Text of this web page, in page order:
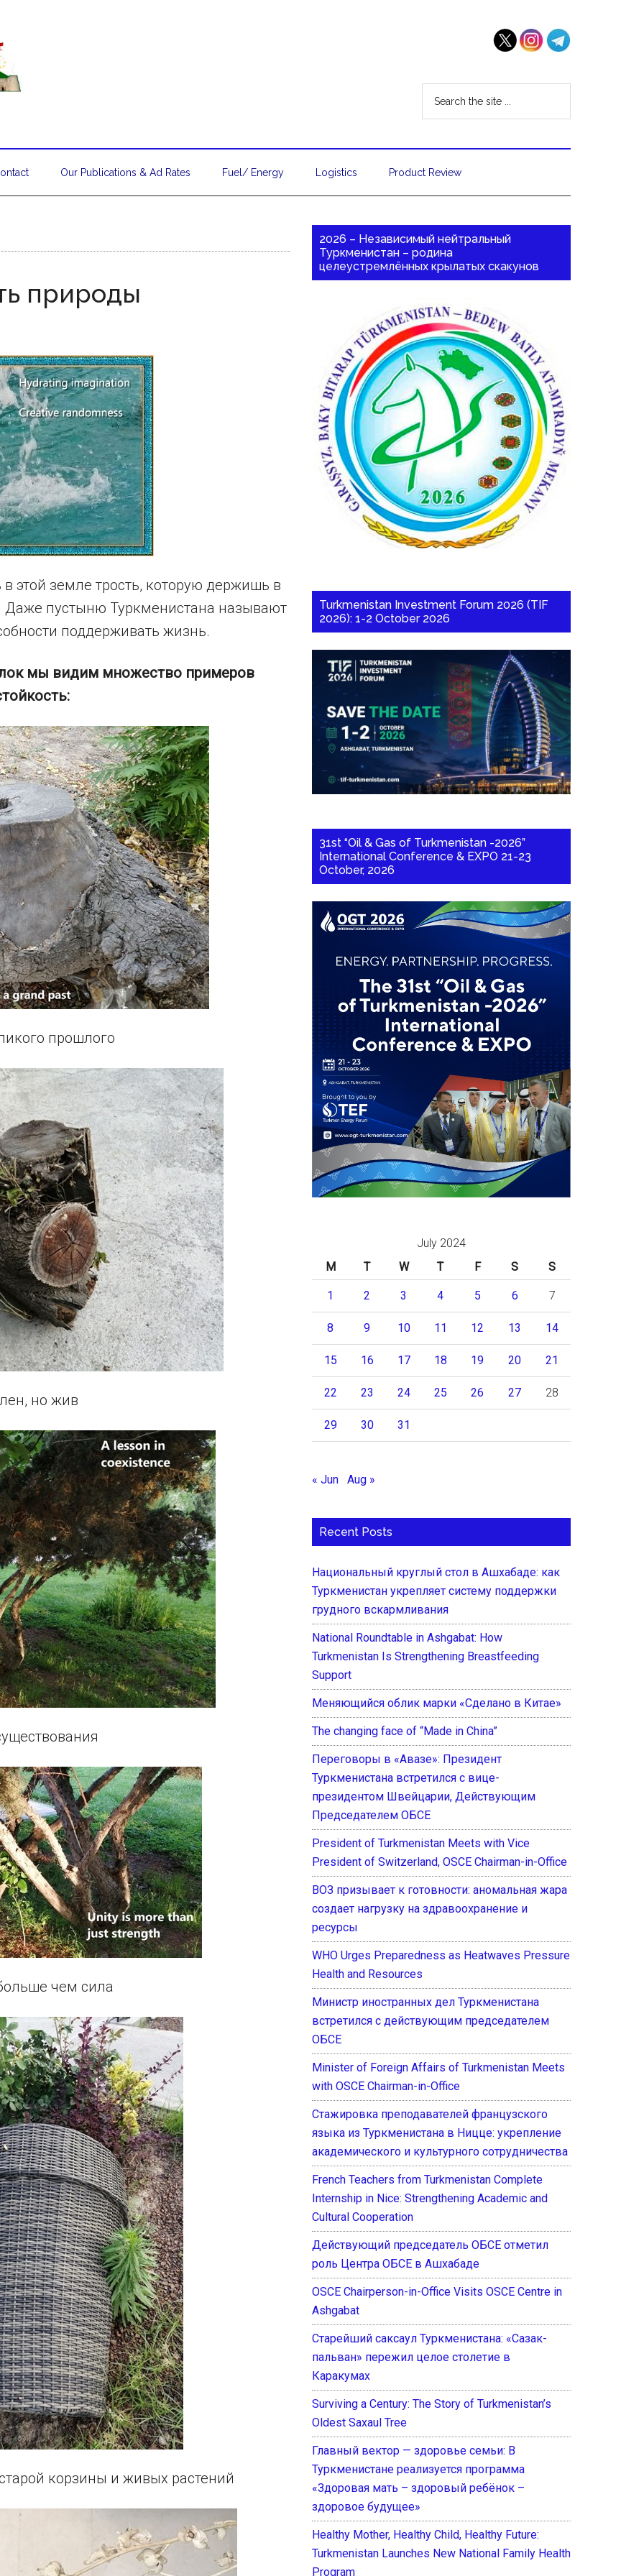
Our Publications & Ad Rates Fuel/ Energy Logistics Product Review
природы
в этой земле трость, которую держишь в
Даже пустыню Туркменистана называют
поддерживать жизнь.
мы видим множество примеров
прошлого
но жив
чем сила
корзины и живых растений
2026 – Независимый нейтральный
Туркменистан – родина
целеустремлённых крылатых скакунов
Turkmenistan Investment Forum 2026 (TIF
2026): 1-2 October 2026
31st “Oil & Gas of Turkmenistan -2026”
International Conference & EXPO 21-23
October, 2026
July 2024
M
T W T F S S
1 2 3 4 5 6 7
8 9 10 11 12 13 14
15 16 17 18 19 20 21
22 23 24 25 26 27 28
29 30 31
« Jun Aug »
Recent Posts
Национальный круглый стол в Ашхабаде: как
Туркменистан укрепляет систему поддержки
грудного вскармливания
National Roundtable in Ashgabat: How
Turkmenistan Is Strengthening Breastfeeding
Support
Меняющийся облик марки «Сделано в Китае»
The changing face of “Made in China”
Переговоры в «Авазе»: Президент
Туркменистана встретился с вице-
президентом Швейцарии, Действующим
Председателем ОБСЕ
President of Turkmenistan Meets with Vice
President of Switzerland, OSCE Chairman-in-Office
ВОЗ призывает к готовности: аномальная жара
создает нагрузку на здравоохранение и
ресурсы
WHO Urges Preparedness as Heatwaves Pressure
Health and Resources
Министр иностранных дел Туркменистана
встретился с действующим председателем
ОБСЕ
Minister of Foreign Affairs of Turkmenistan Meets
with OSCE Chairman-in-Office
Стажировка преподавателей французского
языка из Туркменистана в Ницце: укрепление
академического и культурного сотрудничества
French Teachers from Turkmenistan Complete
Internship in Nice: Strengthening Academic and
Cultural Cooperation
Действующий председатель ОБСЕ отметил
роль Центра ОБСЕ в Ашхабаде
OSCE Chairperson-in-Office Visits OSCE Centre in
Ashgabat
Старейший саксаул Туркменистана: «Сазак-
пальван» пережил целое столетие в
Каракумах
Surviving a Century: The Story of Turkmenistan’s
Oldest Saxaul Tree
Главный вектор — здоровье семьи: В
Туркменистане реализуется программа
«Здоровая мать – здоровый ребёнок –
здоровое будущее»
Healthy Mother, Healthy Child, Healthy Future:
Turkmenistan Launches New National Family Health
Program